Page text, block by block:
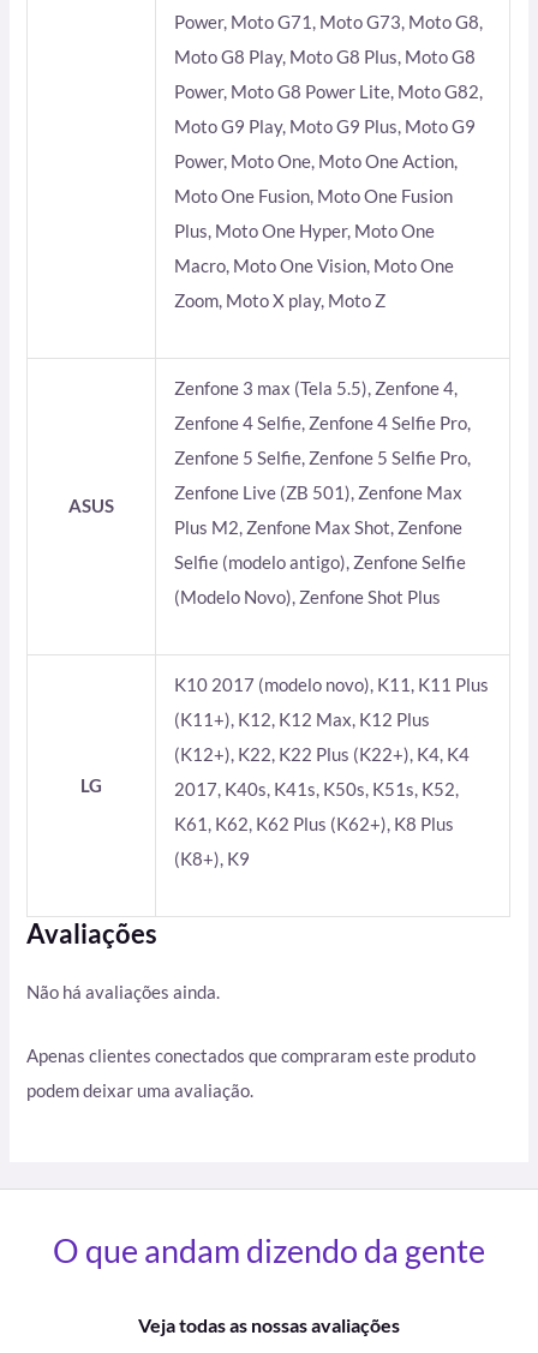
Power, Moto G71, Moto G73, Moto G8,
Moto G8 Play, Moto G8 Plus, Moto G8
Power, Moto G8 Power Lite, Moto G82,
Moto G9 Play, Moto G9 Plus, Moto G9
Power, Moto One, Moto One Action,
Moto One Fusion, Moto One Fusion
Plus, Moto One Hyper, Moto One
Macro, Moto One Vision, Moto One
Zoom, Moto X play, Moto Z
ASUS
Zenfone 3 max (Tela 5.5), Zenfone 4,
Zenfone 4 Selfie, Zenfone 4 Selfie Pro,
Zenfone 5 Selfie, Zenfone 5 Selfie Pro,
Zenfone Live (ZB 501), Zenfone Max
Plus M2, Zenfone Max Shot, Zenfone
Selfie (modelo antigo), Zenfone Selfie
(Modelo Novo), Zenfone Shot Plus
LG
K10 2017 (modelo novo), K11, K11 Plus
(K11+), K12, K12 Max, K12 Plus
(K12+), K22, K22 Plus (K22+), K4, K4
2017, K40s, K41s, K50s, K51s, K52,
K61, K62, K62 Plus (K62+), K8 Plus
(K8+), K9
Avaliações
Não há avaliações ainda.
Apenas clientes conectados que compraram este produto
podem deixar uma avaliação.
O que andam dizendo da gente
Veja todas as nossas avaliações